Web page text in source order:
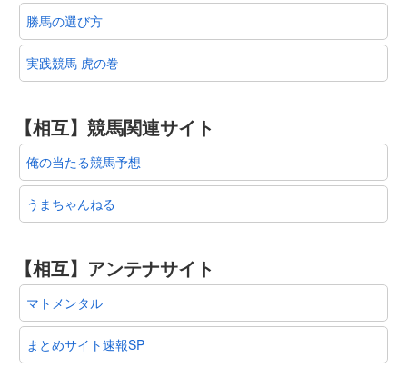
勝馬の選び方
実践競馬 虎の巻
【相互】競馬関連サイト
俺の当たる競馬予想
うまちゃんねる
【相互】アンテナサイト
マトメンタル
まとめサイト速報SP